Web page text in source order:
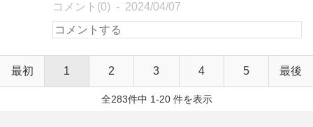
コメント(0) 2024/04/07
最初 1 2 3 4 5 最後
全283件中 1-20 件を表示